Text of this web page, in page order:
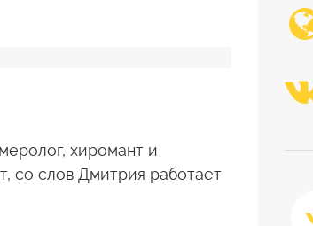
хиромант и
со слов Дмитрия работает